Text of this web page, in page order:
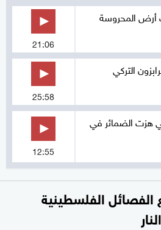
أرض المحروسة
21:06
التركي
25:58
هزت الضمائر في
12:55
الفلسطينية